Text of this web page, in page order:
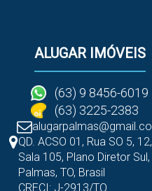
ALUGAR IMÓVEIS
(63) 9 8456-6019
(63) 3225-2383
QD. ACSO 01, Rua SO 5, 12,
Sala 105, Plano Diretor Sul ,
Palmas, TO, Brasil
CRECI: J-2913/TO